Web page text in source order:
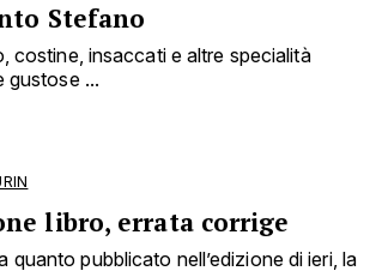
Stefano
costine, insaccati e altre specialità
gustose ...
libro, errata corrige
quanto pubblicato nell’edizione di ieri, la